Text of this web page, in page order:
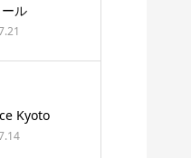
ル
Kyoto